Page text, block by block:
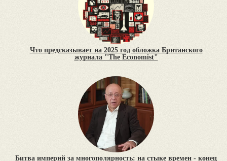
Что предсказывает на 2025 год обложка Британского
журнала "The Economist"
Битва империй за многополярность: на стыке времен - конец